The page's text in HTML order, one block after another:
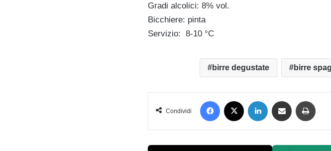
Gradi alcolici: 8% vol.
Bicchiere: pinta
Servizio: 8-10 °C
birre degustate birre
Condividi
Facebook LinkedIn Condividi via mail